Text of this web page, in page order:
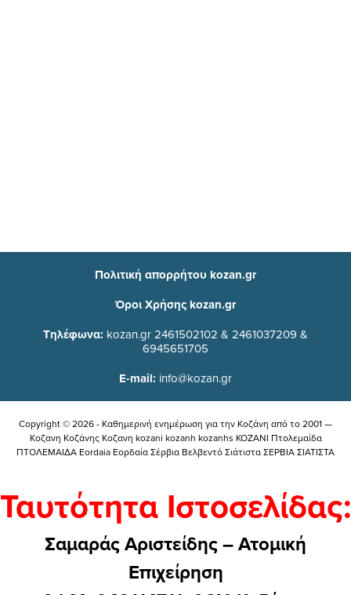
Πολιτική απορρήτου kozan.gr
Όροι Χρήσης kozan.gr
Τηλέφωνα: kozan.gr 2461502102 & 2461037209 &
6945651705
E-mail: info@kozan.gr
Copyright © 2026 - Καθημερινή ενημέρωση για την Kοζάνη από το 2001 —
Κοζανη Κοζάνης Κοζανη kozani kozanh kozanhs KOZANI Πτολεμαίδα
ΠΤΟΛΕΜΑΙΔΑ Eordaia Εορδαία Σέρβια Βελβεντό Σιάτιστα ΣΕΡΒΙΑ ΣΙΑΤΙΣΤΑ
Ταυτότητα Ιστοσελίδας:
Σαμαράς Αριστείδης – Ατομική
Επιχείρηση